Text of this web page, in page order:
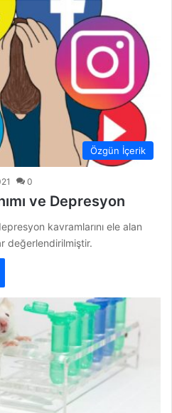
Özgün İçerik
0
ve Depresyon
kavramlarını ele alan
değerlendirilmiştir.